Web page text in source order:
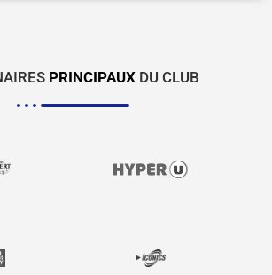
PRINCIPAUX DU CLUB